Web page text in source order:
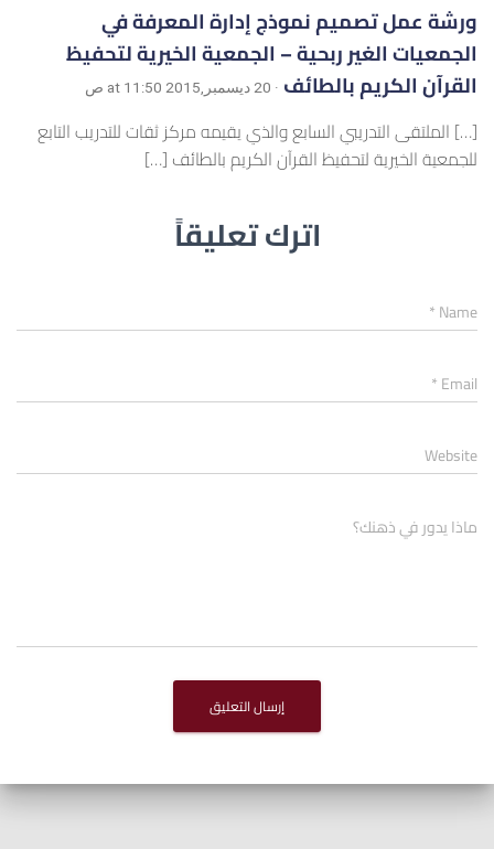
ورشة عمل تصميم نموذج إدارة المعرفة في
الجمعيات الغير ربحية – الجمعية الخيرية لتحفيظ
القرآن الكريم بالطائف · 20 ديسمبر,2015 at 11:50 ص
[…] الملتقى التدريبي السابع والذي يقيمه مركز ثقات للتدريب التابع
للجمعية الخيرية لتحفيظ القرآن الكريم بالطائف […]
اترك تعليقاً
Name
*
Email
*
Website
ماذا يدور في ذهنك؟